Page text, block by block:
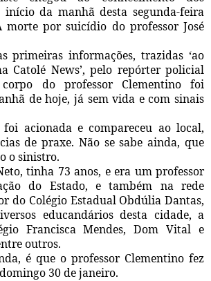
início da manhã desta segunda-feira
morte por suicídio do professor José
primeiras informações, trazidas ‘ao
Catolé News’, pelo repórter policial
do professor Clementino foi
de hoje, já sem vida e com sinais
acionada e compareceu ao local,
de praxe. Não se sabe ainda, que
o sinistro.
tinha 73 anos, e era um professor
do Estado, e também na rede
do Colégio Estadual Obdúlia Dantas,
educandários desta cidade, a
Francisca Mendes, Dom Vital e
outros.
é que o professor Clementino fez
30 de janeiro.